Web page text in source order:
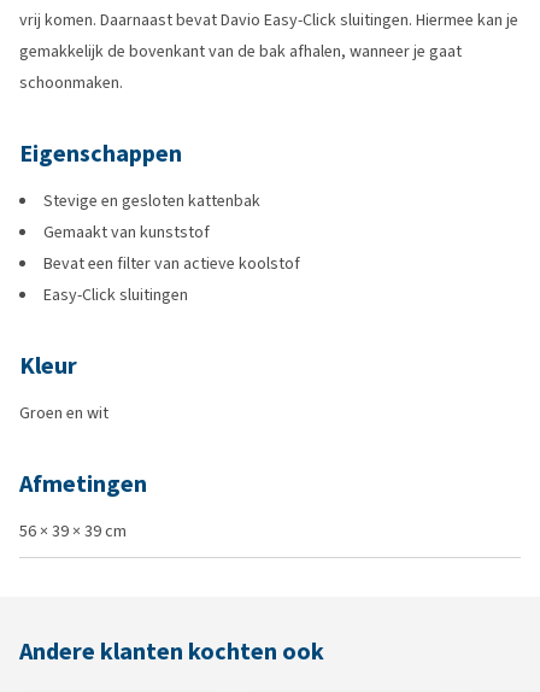
vrij komen. Daarnaast bevat Davio Easy-Click sluitingen. Hiermee kan je
gemakkelijk de bovenkant van de bak afhalen, wanneer je gaat
schoonmaken.
Eigenschappen
Stevige en gesloten kattenbak
Gemaakt van kunststof
Bevat een filter van actieve koolstof
Easy-Click sluitingen
Kleur
Groen en wit
Afmetingen
56 × 39 × 39 cm
Andere klanten kochten ook